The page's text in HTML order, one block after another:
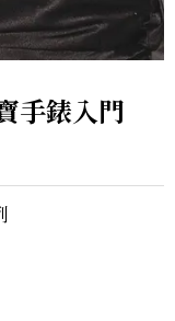
手錶入門